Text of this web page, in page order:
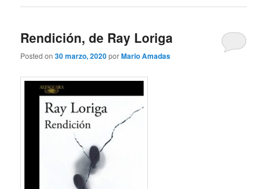
Rendición, de Ray Loriga
Posted on30 marzo, 2020porMario Amadas